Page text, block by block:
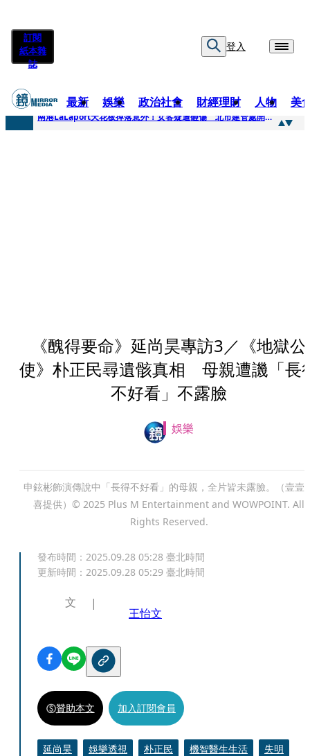
訂閱
紙本雜
誌
登入
最新 娛樂 政治社會 財經理財 人物 美
快訊
南港LaLaport天花板掉落意外！女客疑遭砸傷 北市建管處開罰30萬
《醜得要命》延尚昊專訪3／《地獄公
使》朴正民尋遺骸真相 母親遭譏「長
不好看」不露臉
娛樂
申鉉彬飾演傳說中「長得不好看」的母親，全片皆未露臉。（壹壹
喜提供）© 2025 Plus M Entertainment and WOWPOINT. All
Rights Reserved.
發布時間： 2025.09.28 05:28 臺北時間
更新時間： 2025.09.28 05:29 臺北時間
文
王怡文
贊助本文 加入訂閱會員
延尚昊 娛樂透視 朴正民 機智醫生生活
失明